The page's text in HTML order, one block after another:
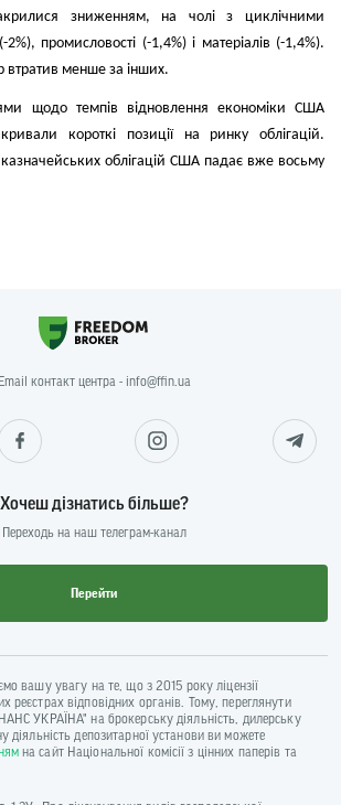
зниженням, на чолі з циклічними
2%), промисловості (-1,4%) і матеріалів (-1,4%).
втратив менше за інших.
щодо темпів відновлення економіки США
короткі позиції на ринку облігацій.
казначейських облігацій США падає вже восьму
Email контакт центра - info@ffin.ua
Хочеш дізнатись більше?
Переходь на наш телеграм-канал
Перейти
вашу увагу на те, що з 2015 року ліцензії
реєстрах відповідних органів. Тому, переглянути
УКРАЇНА" на брокерську діяльність, дилерську
діяльність депозитарної установи ви можете
на сайт Національної комісії з цінних паперів та